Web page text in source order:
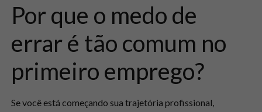
Por que o medo de
errar é tão comum no
primeiro emprego?
Se você está começando sua trajetória profissional,